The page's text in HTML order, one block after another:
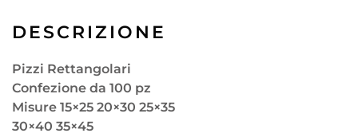
DESCRIZIONE
Pizzi Rettangolari
Confezione da 100 pz
Misure 15×25 20×30 25×35
30×40 35×45